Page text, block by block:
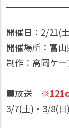
開催日：2/21(
開催場所：富
制作：高岡ケ
■放送
3/7(土)・3/8(日